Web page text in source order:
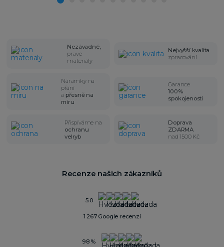
Nezávadné,
pravé
materiály
Nejvyšší kvalita
zpracování
Náramky na
přání
a přesně na
míru
Garance
100%
spokojenosti
Přispíváme na
ochranu
velryb
Doprava
ZDARMA
nad 1500 Kč
Recenze našich zákazníků
5.0
1 267 Google recenzí
98 %